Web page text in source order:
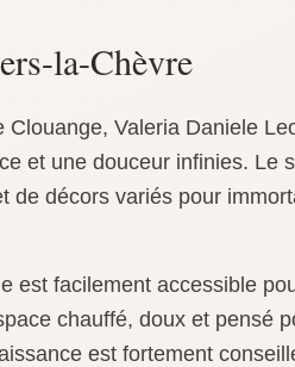
la-Chèvre
Valeria Daniele
et une douceur infinies. Le
de décors variés pour
est facilement accessible
chauffé, doux et pensé
est fortement